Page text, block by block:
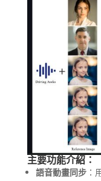
主要功能介紹：
語音動畫同步：